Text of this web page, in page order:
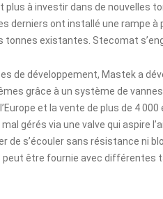
plus à investir dans de
derniers ont installé une rampe
tonnes existantes. Stecomat
de développement, Mastek a
grâce à un système de
et la vente de plus de 4
gérés via une valve qui aspire
de s’écouler sans résistance ni
peut être fournie avec différentes